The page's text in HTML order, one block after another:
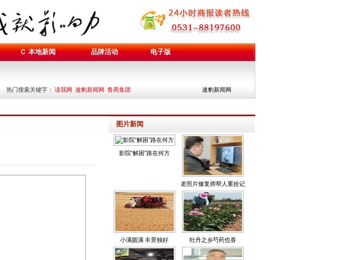
Ｃ 本地新闻 品牌活动 电子版
热门搜索关键字： 读我网 速豹新闻网 鲁商集团 速豹新闻网
图片新闻
影院“解困”路在何方
老照片修复师帮人重拾记
忆
小满圆满 丰景独好 牡丹之乡芍药也香